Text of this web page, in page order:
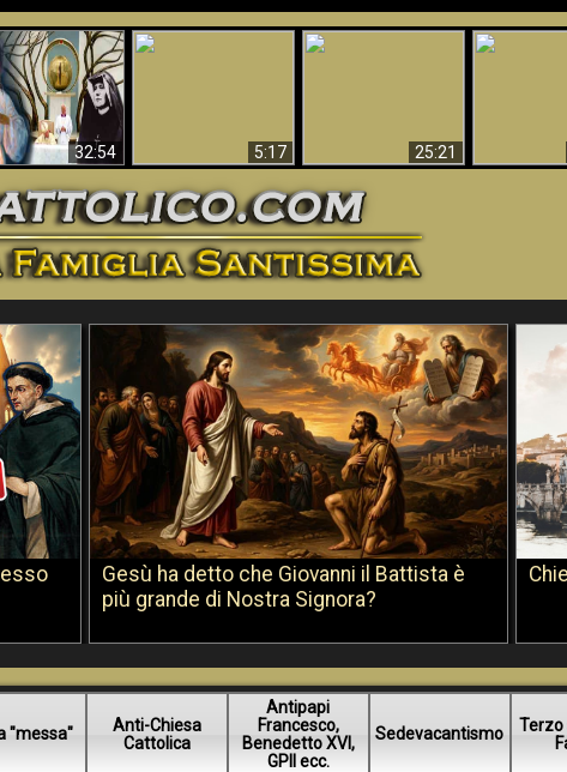
32:54
e la Divina
– un
inganno
5:17
25:21
Gesù ha detto che Giovanni il Battista è
più grande di Nostra Signora?
"messa"
Anti-Chiesa
Cattolica
Antipapi
Francesco,
Benedetto XVI,
GPII ecc.
Sedevacantismo
Terzo